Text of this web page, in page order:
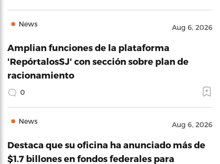
News Aug 6, 2026
Amplian funciones de la plataforma
'RepórtalosSJ' con sección sobre plan de
racionamiento
0
News Aug 6, 2026
Destaca que su oficina ha anunciado más de
$1.7 billones en fondos federales para